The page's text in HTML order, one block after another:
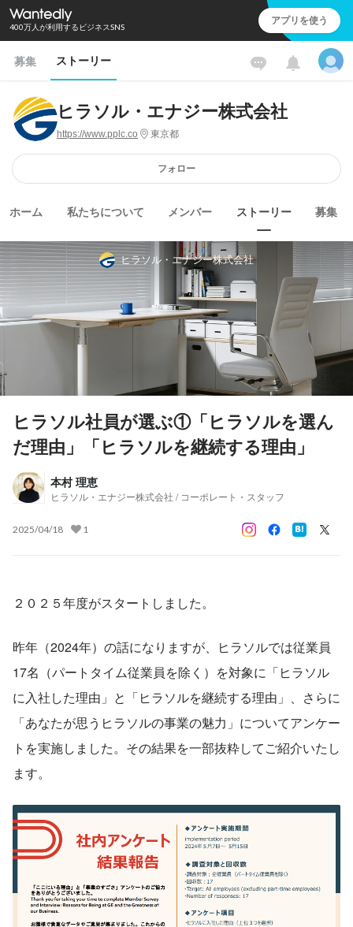
400万人が利用するビジネスSNS アプリを使う
募集 ストーリー
ヒラソル・エナジー株式会社
https://www.pplc.co 東京都
フォロー
ホーム 私たちについて メンバー ストーリー 募集
ヒラソル・エナジー株式会社
ヒラソル社員が選ぶ①「ヒラソルを選ん
だ理由」「ヒラソルを継続する理由」
本村 理恵
ヒラソル・エナジー株式会社 / コーポレート・スタッフ
2025/04/18 1
２０２５年度がスタートしました。
昨年（2024年）の話になりますが、ヒラソルでは従業員
17名（パートタイム従業員を除く）を対象に「ヒラソル
に入社した理由」と「ヒラソルを継続する理由」、さらに
「あなたが思うヒラソルの事業の魅力」についてアンケー
トを実施しました。その結果を一部抜粋してご紹介いたし
ます。